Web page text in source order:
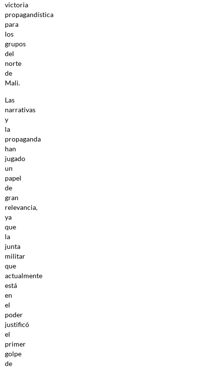
victoria
propagandística
para
los
grupos
del
norte
de
Mali.
Las
narrativas
y
la
propaganda
han
jugado
un
papel
de
gran
relevancia,
ya
que
la
junta
militar
que
actualmente
está
en
el
poder
justificó
el
primer
golpe
de